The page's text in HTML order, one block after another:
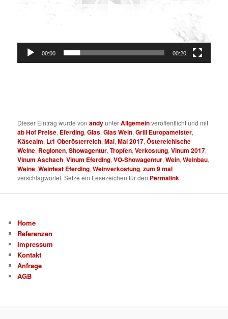
00:00 00:20
Dieser Eintrag wurde vonandyunterAllgemeinveröffentlicht und mit
ab Hof Preise, Eferding,Glas,Glas Wein,Grill Europameister,
Käsealm, Lt1 Oberösterreich,Mai,Mai 2017,Östereichische
Weine, Regionen,Showagentur,Tropfen,Verkostung,Vinum 2017,
Vinum Aschach,Vinum Eferding,VO-Showagentur,Wein,Weinbau,
Weine,Weinfest Eferding,Weinverkostung,zum 9 mal
verschlagwortet. Setze ein Lesezeichen für den Permalink.
Home
Referenzen
Impressum
Kontakt
Anfrage
AGB